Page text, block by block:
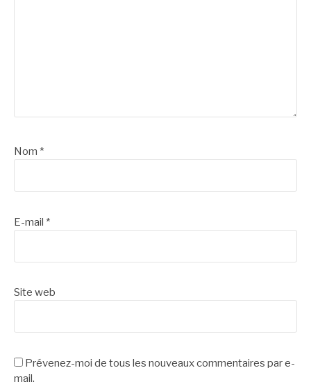
Nom *
E-mail *
Site web
Prévenez-moi de tous les nouveaux commentaires par e-
mail.